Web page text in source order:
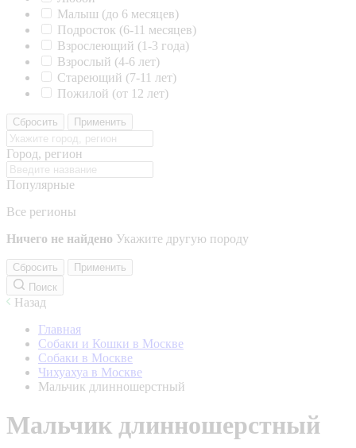
Малыш (до 6 месяцев)
Подросток (6-11 месяцев)
Взрослеющий (1-3 года)
Взрослый (4-6 лет)
Стареющий (7-11 лет)
Пожилой (от 12 лет)
Сбросить Применить
Город, регион
Популярные
Все регионы
Ничего не найдено Укажите другую породу
Сбросить
Применить
Поиск
Назад
Главная
Собаки и Кошки в Москве
Собаки в Москве
Чихуахуа в Москве
Мальчик длинношерстный
Мальчик длинношерстный